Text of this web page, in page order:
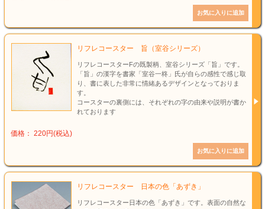
リフレコースター 旨（室谷シリーズ）
リフレコースターFの既製柄、室谷シリーズ「旨」です。
「旨」の漢字を書家「室谷一柊」氏が自らの感性で感じ取
り、書に表した非常に情緒あるデザインとなっておりま
す。
コースターの裏側には、それぞれの字の由来や説明が書か
れております
価格： 220円(税込)
リフレコースター 日本の色「あずき」
リフレコースター日本の色「あずき」です。表面の自然な